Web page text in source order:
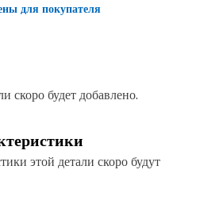
для покупателя
скоро будет добавлено.
этой детали скоро будут